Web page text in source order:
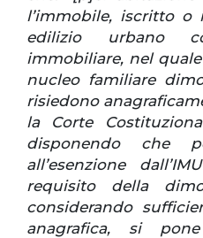
l’immobile, iscritto o
edilizio urbano
immobiliare, nel
nucleo familiare
risiedono
la Corte
disponendo che
all’esenzione
requisito della
considerando
anagrafica, si